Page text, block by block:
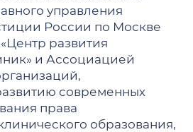
управления
России по Москве
развития
и Ассоциацией
современных
права
образования,